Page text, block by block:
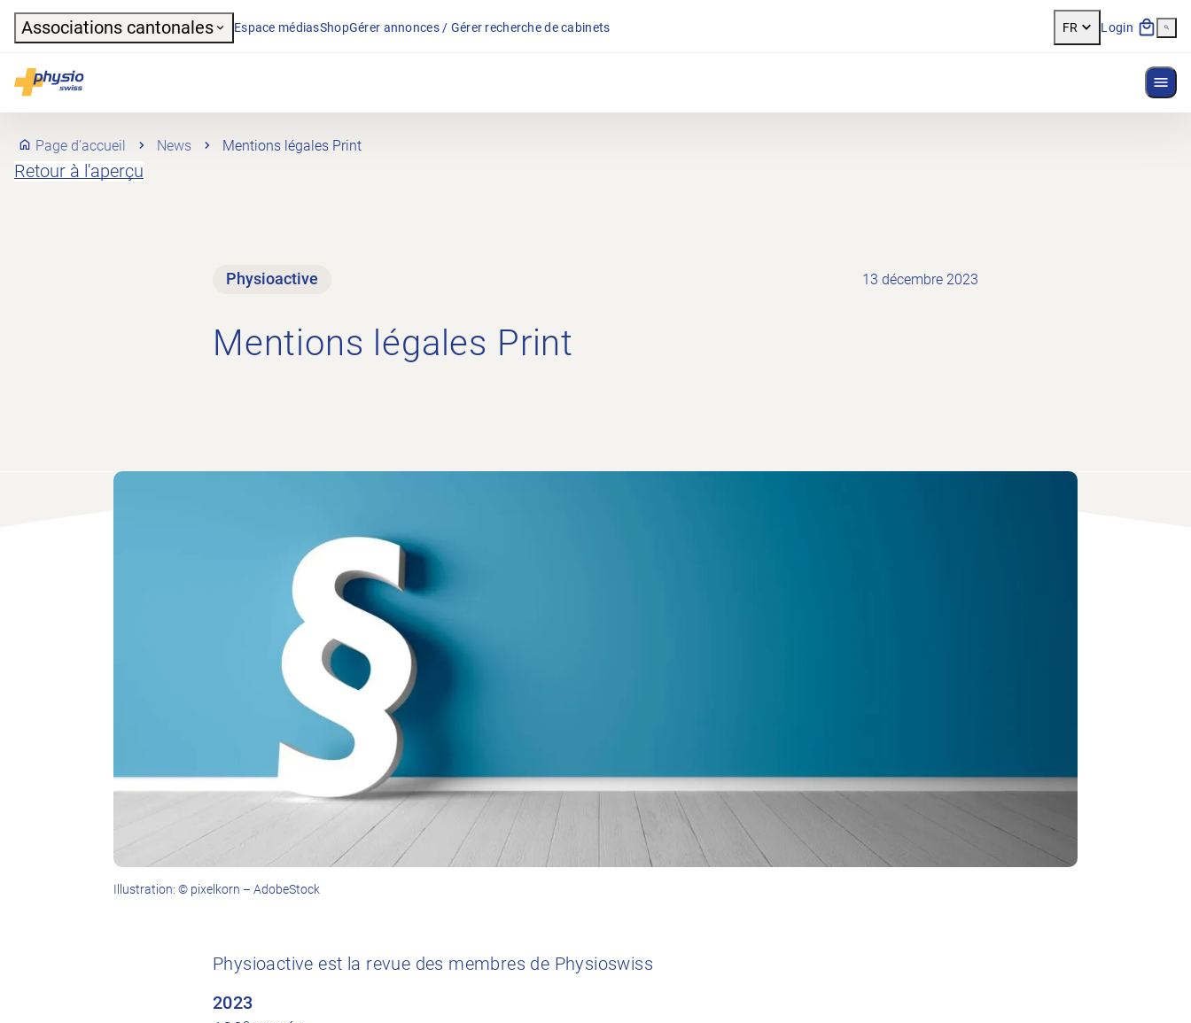
Header
Associations cantonales Espace médiasShopGérer annonces / Gérer recherche de cabinets FR Login
Physioswiss
Navigation principale
Page d’accueil News Mentions légales Print
Retour à l'aperçu
Physioactive 13 décembre 2023
Mentions légales Print
Illustration: © pixelkorn – AdobeStock
Physioactive est la revue des membres de Physioswiss
2023